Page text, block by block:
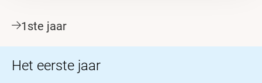
1ste jaar
Het eerste jaar